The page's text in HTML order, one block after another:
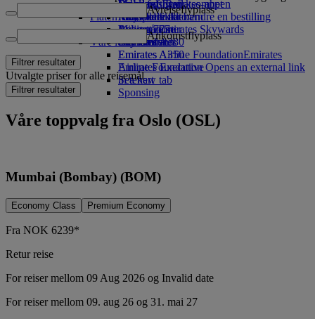
Drikke
Flåten vår
Boeing 777
Emirates A380
Emirates A350
Emirates Executive
Setekart
Leker for barn
Aktiviteter for barn
Bærekraftig virksomhet
Miljøpolitikk
Miljørapporter
Våre lokalsamfunn
Emirates Airline FoundationEmirates
Airline Foundation Opens an external link
in a new tab
Sponsing
Skywards Rail
Miles-kalkulator
Logg på Emirates Skywards
Skywards+
Mobil og Emirates-appen
Kansellere eller endre en bestilling
Avbrutt reise
Om Emirates
Avreiseflyplass
Ankomstflyplass
Filtrer resultater
Utvalgte priser for alle reisemål
Filtrer resultater
Våre toppvalg fra Oslo (OSL)
Mumbai (Bombay) (BOM)
Economy Class Premium Economy
Fra NOK 6239*
Retur reise
For reiser mellom 09 Aug 2026 og Invalid date
For reiser mellom 09. aug 26 og 31. mai 27